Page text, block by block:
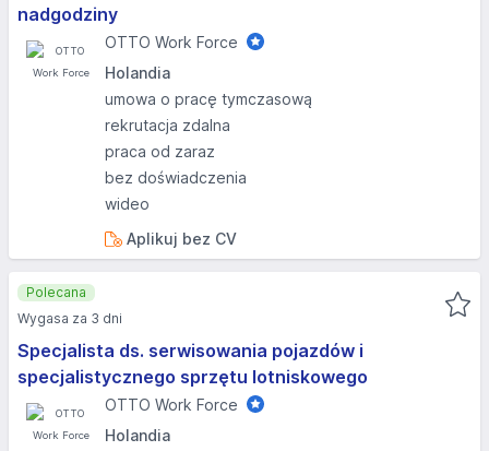
nadgodziny
OTTO Work Force
Holandia
umowa o pracę tymczasową
rekrutacja zdalna
praca od zaraz
bez doświadczenia
wideo
Aplikuj bez CV
Specjalista ds. serwisowania pojazdów i
specjalistycznego sprzętu lotniskowego
OTTO Work Force
Holandia
Polecana
Wygasa za 3 dni